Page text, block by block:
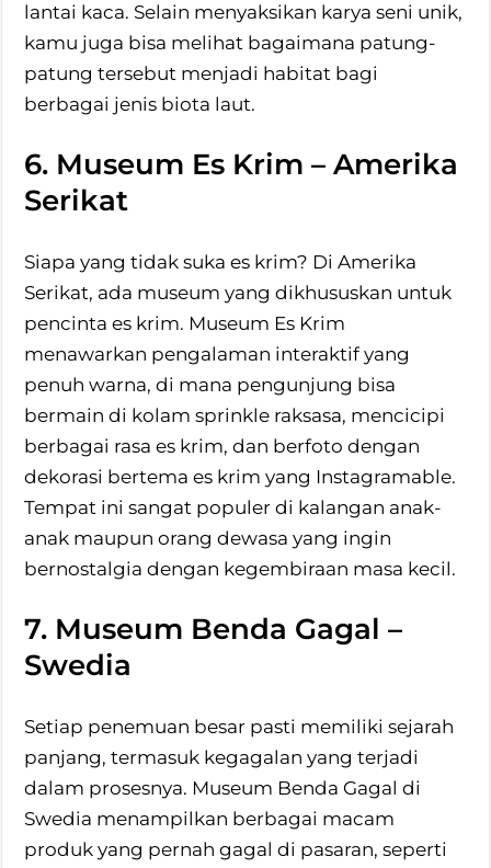
lantai kaca. Selain menyaksikan karya seni unik,
kamu juga bisa melihat bagaimana patung-
patung tersebut menjadi habitat bagi
berbagai jenis biota laut.
6. Museum Es Krim – Amerika
Serikat
Siapa yang tidak suka es krim? Di Amerika
Serikat, ada museum yang dikhususkan untuk
pencinta es krim. Museum Es Krim
menawarkan pengalaman interaktif yang
penuh warna, di mana pengunjung bisa
bermain di kolam sprinkle raksasa, mencicipi
berbagai rasa es krim, dan berfoto dengan
dekorasi bertema es krim yang Instagramable.
Tempat ini sangat populer di kalangan anak-
anak maupun orang dewasa yang ingin
bernostalgia dengan kegembiraan masa kecil.
7. Museum Benda Gagal –
Swedia
Setiap penemuan besar pasti memiliki sejarah
panjang, termasuk kegagalan yang terjadi
dalam prosesnya. Museum Benda Gagal di
Swedia menampilkan berbagai macam
produk yang pernah gagal di pasaran, seperti